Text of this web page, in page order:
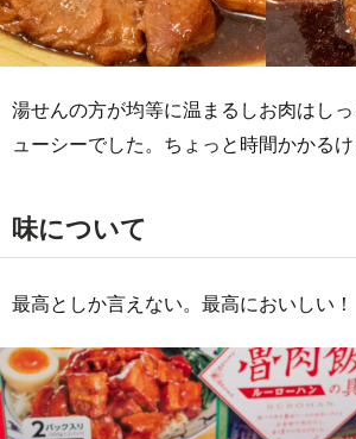
湯せんの方が均等に温まるしお肉はし
ューシーでした。ちょっと時間かかる
味について
最高としか言えない。最高においしい！